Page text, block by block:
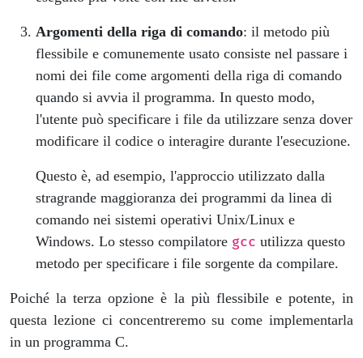
Argomenti della riga di comando: il metodo più
flessibile e comunemente usato consiste nel passare i
nomi dei file come argomenti della riga di comando
quando si avvia il programma. In questo modo,
l'utente può specificare i file da utilizzare senza dover
modificare il codice o interagire durante l'esecuzione.
Questo è, ad esempio, l'approccio utilizzato dalla
stragrande maggioranza dei programmi da linea di
comando nei sistemi operativi Unix/Linux e
Windows. Lo stesso compilatore gcc utilizza questo
metodo per specificare i file sorgente da compilare.
Poiché la terza opzione è la più flessibile e potente, in
questa lezione ci concentreremo su come implementarla
in un programma C.